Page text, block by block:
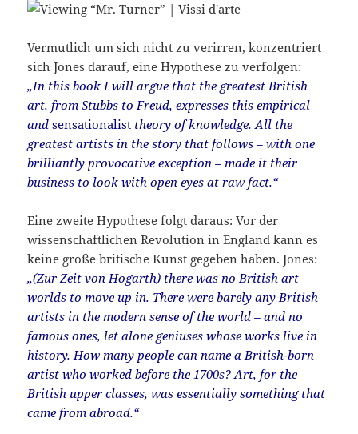
Vermutlich um sich nicht zu verirren, konzentriert
sich Jones darauf, eine Hypothese zu verfolgen:
„In this book I will argue that the greatest British
art, from Stubbs to Freud, expresses this empirical
andsensationalist theory of knowledge. All the
greatest artists in the story that follows – with one
brilliantly provocative exception – made it their
business to look with open eyes at raw fact.“
Eine zweite Hypothese folgt daraus: Vor der
wissenschaftlichen Revolution in England kann es
keine große britische Kunst gegeben haben. Jones:
„(Zur Zeit von Hogarth) there was no British art
worlds to move up in. There were barely any British
artists in the modern sense of the world – and no
famous ones, let alone geniuses whose works live in
history. How many people can name a British-born
artist who worked before the 1700s? Art, for the
British upper classes, was essentially something that
came from abroad.“